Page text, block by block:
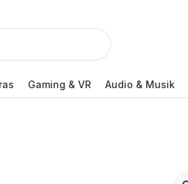
Gaming & VR Audio & Musik